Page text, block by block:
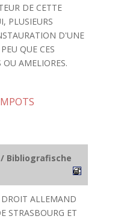
DE CETTE
PLUSIEURS
D'UNE
QUE CES
OU AMELIORES.
Bibliografische
DROIT ALLEMAND
STRASBOURG ET